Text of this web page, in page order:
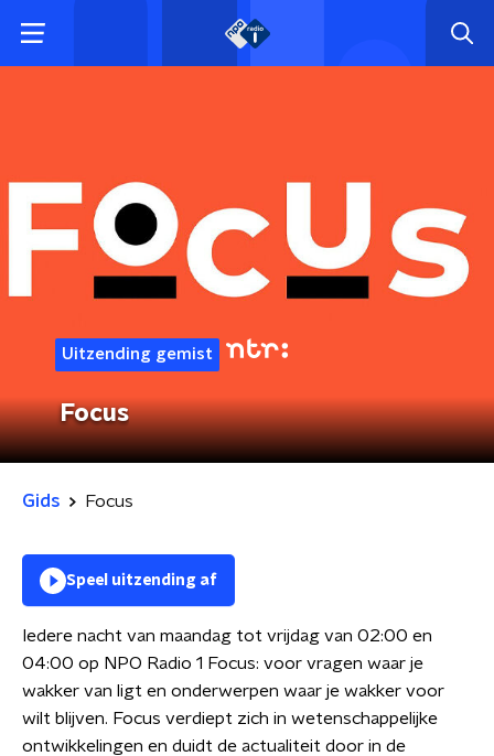
Uitzending gemist
Focus
Gids Focus
Speel uitzending af
Iedere nacht van maandag tot vrijdag van 02:00 en
04:00 op NPO Radio 1 Focus: voor vragen waar je
wakker van ligt en onderwerpen waar je wakker voor
wilt blijven. Focus verdiept zich in wetenschappelijke
ontwikkelingen en duidt de actualiteit door in de